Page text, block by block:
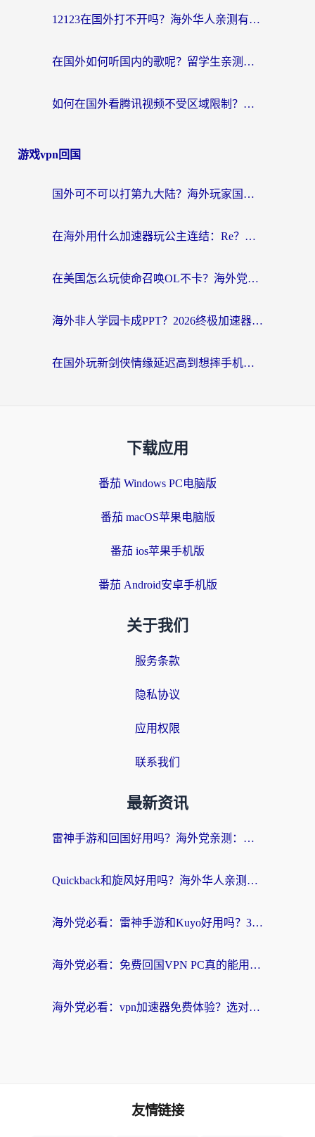
12123在国外打不开吗？海外华人亲测有效的回国加速方案
在国外如何听国内的歌呢？留学生亲测有效的回国加速方案
如何在国外看腾讯视频不受区域限制？留学生亲测有效的回国加速指南
游戏vpn回国
国外可不可以打第九大陆？海外玩家国服畅玩终极指南（附3大热门游戏解决妙招）
在海外用什么加速器玩公主连结：Re？老玩家亲测的稳定方案来了
在美国怎么玩使命召唤OL不卡？海外党亲测有效的国服游戏加速器指南
海外非人学园卡成PPT？2026终极加速器指南：从暗区突围到王国纪元，一篇搞定
在国外玩新剑侠情缘延迟高到想摔手机？海外玩家亲测有效的加速器选择指南
下载应用
番茄 Windows PC电脑版
番茄 macOS苹果电脑版
番茄 ios苹果手机版
番茄 Android安卓手机版
关于我们
服务条款
隐私协议
应用权限
联系我们
最新资讯
雷神手游和回国好用吗？海外党亲测：选对加速器才能无缝刷剧打游戏
Quickback和旋风好用吗？海外华人亲测：选对回国加速器才能无缝看央视5
海外党必看：雷神手游和Kuyo好用吗？3款回国加速器实测+避坑指南
海外党必看：免费回国VPN PC真的能用？附国内高速VPN选择全攻略
海外党必看：vpn加速器免费体验？选对回国加速器才能无缝刷国内剧玩国服
友情链接